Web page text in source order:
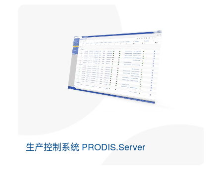
生产控制系统 PRODIS.Server